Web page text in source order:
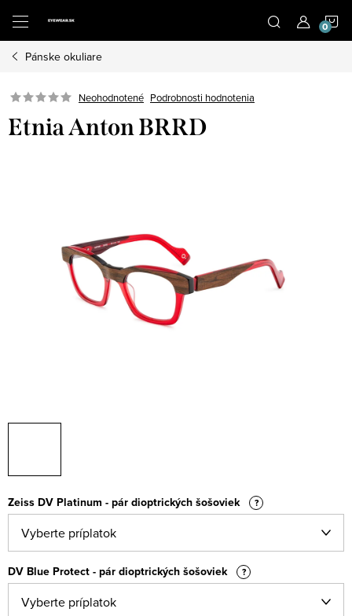
obsah
Pánske okuliare
Neohodnotené Podrobnosti hodnotenia
Etnia Anton BRRD
Zeiss DV Platinum - pár dioptrických šošoviek ?
DV Blue Protect - pár dioptrických šošoviek ?